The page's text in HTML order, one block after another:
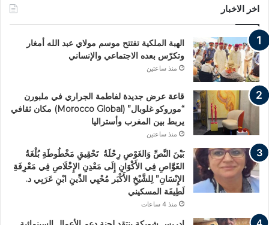
اخر الاخبار
الهبة الملكية تفتتح موسم مولاي عبد الله أمغار
وتكرّس بعده الاجتماعي والإنساني
منذ ساعتين
قاعة عرض جديدة لفاطمة الجراري في ملبورن
“موروكو غلوبال” (Morocco Global) مكان ثقافي
يربط بين المغرب وأستراليا
منذ ساعتين
بَيْنَ النَّصِّ وَالغَوْصِ رِحْلَةُ تَحْقِيقِ مَخْطُوطَةِ بُلْغَةُ
الغَوَّاصِ فِي الأَكْوَانِ إِلَى مَعْدِنِ الإِخْلَاصِ فِي مَعْرِفَةِ
الإِنْسَانِ” لِلشَّيْخِ الأَكْبَر مُحْيِي الدِّينِ ابْنِ عَرَبِي د.
لَطِيفَة المسكيني
منذ 4 ساعات